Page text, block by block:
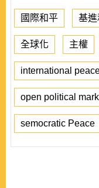
國際和平 基
全球化 主權
international
open political
semocratic Peace